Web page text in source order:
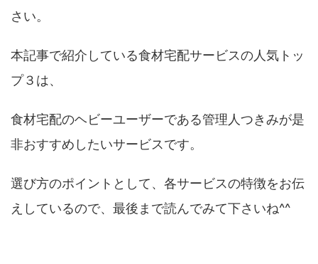
さい。
本記事で紹介している食材宅配サービスの人気トッ
プ３は、
食材宅配のヘビーユーザーである管理人つきみが是
非おすすめしたいサービスです。
選び方のポイントとして、各サービスの特徴をお伝
えしているので、最後まで読んでみて下さいね^^